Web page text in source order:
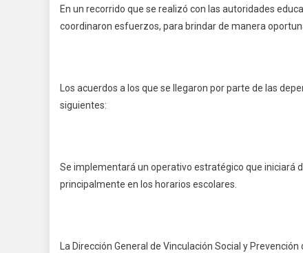
En un recorrido que se realizó con las autoridades
coordinaron esfuerzos, para brindar de manera
Los acuerdos a los que se llegaron por parte de las
siguientes:
Se implementará un operativo estratégico que iniciará
principalmente en los horarios escolares.
La Dirección General de Vinculación Social y